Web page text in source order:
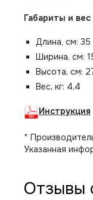
Габариты и вес
Длина, см: 35
Ширина, см:
Высота, см:
Вес, кг: 4,4
Инструкция
*
Указанная
Отзывы